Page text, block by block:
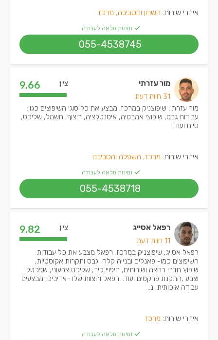
איזורי שירות: השרון והסביבה, מרכז
זמינות מלאה לעבודה
055-4538745
מור עזרתי
31 חוות דעת
ציון: 9.66
מור עזרתי, שיפוצניק במרכז. מבצע את כל סוגי השיפוצים כגון:
עבודות גבס, שיפוצי אמבטיה, איסנטלציה, ריצוף, חשמל, שליכט,
טייח ועוד.
איזורי שירות: מרכז, השפלה והסביבה
זמינות מלאה לעבודה
055-4538718
רפאל אסייג
11 חוות דעת
ציון: 9.82
רפאל אסייג, שיפוצניק במרכז. רפאל מצבע את כל עבודות
השיפוצים כמו- פאנלים ובנייה קלה, גבס ותקרות אקוסטיות,
שיפוץ חדרי רחצה ושירותים, חיפויי קיר, שליכט צבעוני, שפכטל
וצבע ,התקנת פרקטים ועוד.. רפאל והצוות שלו -אדיבים, מבצעים
עבודה איכותית, נ...
איזורי שירות: מרכז
זמינות מלאה לעבודה